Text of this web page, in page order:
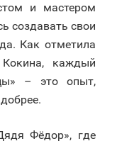
и мастером
создавать свои
Как отметила
каждый
– это опыт,
Фёдор», где